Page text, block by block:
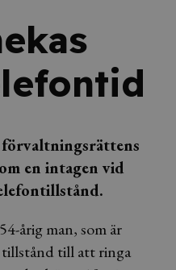
en intagen vid
årig man, som är
till att ringa